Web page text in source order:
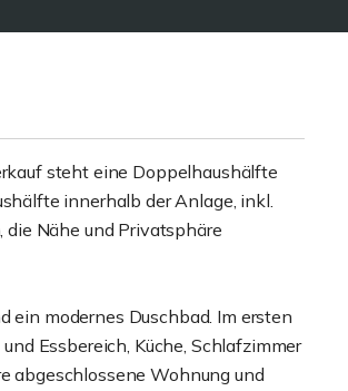
steht eine Doppelhaushälfte
innerhalb der Anlage, inkl.
Nähe und Privatsphäre
ein modernes Duschbad. Im ersten
Essbereich, Küche, Schlafzimmer
abgeschlossene Wohnung und